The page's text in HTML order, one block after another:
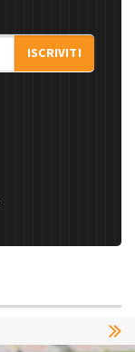
ISCRIVITI